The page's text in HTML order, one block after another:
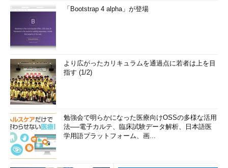
「Bootstrap 4 alpha」が登場
より広がったカリキュラムを通過点に若者は上を目
指す (1/2)
勉強会で明らかになった医療向けOSSの多様な活用
法──電子カルテ、臨床試験データ解析、日本語医
学用語プラットフォーム、画...